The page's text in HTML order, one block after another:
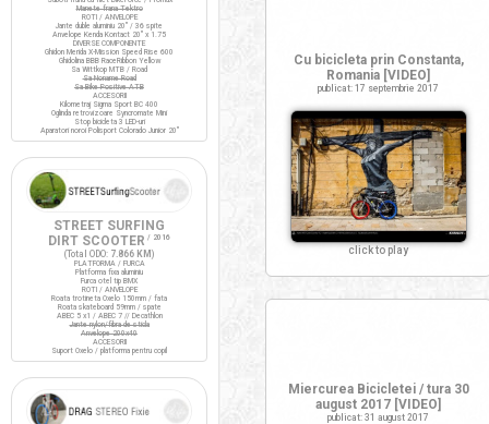
Cu bicicleta prin Constanta,
Romania [VIDEO]
publicat: 17 septembrie 2017
click to play
Miercurea Bicicletei / tura 30
august 2017 [VIDEO]
publicat: 31 august 2017
Manete frana Tektro
ROTI / ANVELOPE
Jante duble aluminiu 20" / 36 spite
Anvelope Kenda Kontact 20" x 1.75
DIVERSE COMPONENTE
Ghidon Merida X-Mission Speed Rise 600
Ghidolina BBB RaceRibbon Yellow
Sa Wittkop MTB / Road
Sa Noname Road
Sa Bike Positive ATB
ACCESORII
Kilometraj Sigma Sport BC 400
Oglinda retrovizoare Syncromate Mini
Stop bicicleta 3 LED-uri
Aparatori noroi Polisport Colorado Junior 20"
STREET SURFING
DIRT SCOOTER / 2016
(Total ODO: 7.866 KM )
PLATFORMA / FURCA
Platforma fixa aluminiu
Furca otel tip BMX
ROTI / ANVELOPE
Roata trotineta Oxelo 150mm / fata
Roata skateboard 59mm / spate
ABEC 5 x1 / ABEC 7 // Decathlon
Jante nylon/fibra de sticla
Anvelope 200x40
ACCESORII
Suport Oxelo / platforma pentru copil